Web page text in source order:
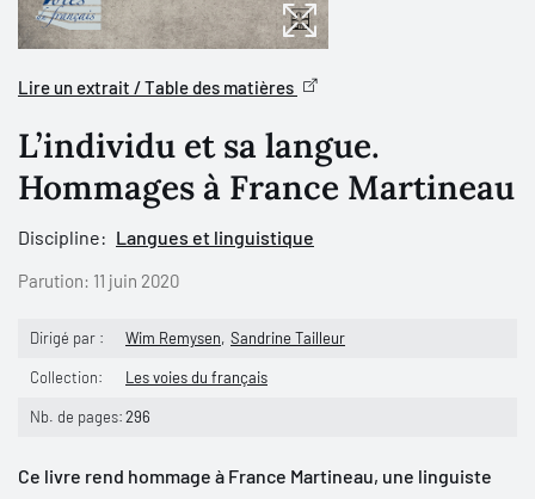
Lire un extrait / Table des matières
L’individu et sa langue.
Hommages à France Martineau
Discipline: Langues et linguistique
Parution: 11 juin 2020
Dirigé par : Wim Remysen Sandrine Tailleur
Collection: Les voies du français
Nb. de pages:296
Ce livre rend hommage à France Martineau, une linguiste